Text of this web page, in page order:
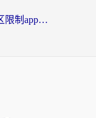
海外党追剧必备：手机解除地区限制app怎么选？解决央视视频&国内剧地区限制全指南